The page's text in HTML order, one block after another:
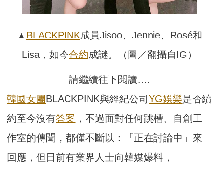
▲ BLACKPINK成員Jisoo、Jennie、Rosé和
Lisa，如今合約成謎。（圖／翻攝自IG）
請繼續往下閱讀….
韓國女團BLACKPINK與經紀公司YG娛樂是否續
約至今沒有答案 ，不過面對任何跳槽、自創工
作室的傳聞，都僅不斷以：「正在討論中」來
回應，但日前有業界人士向韓媒爆料，